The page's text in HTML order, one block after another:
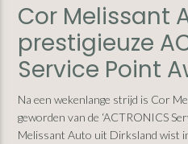
Cor Melissant
prestigieuze
Service Point
Na een wekenlange strijd is Cor
geworden van de ‘ACTRONICS
Melissant Auto uit Dirksland wist